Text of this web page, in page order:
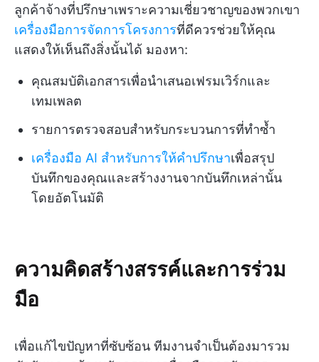
ลูกค้าจ้างที่ปรึกษาเพราะความเชี่ยวชาญของพวกเขา
เครื่องมือการจัดการโครงการที่ดีควรช่วยให้คุณ
แสดงให้เห็นถึงสิ่งนั้นได้ มองหา:
คุณสมบัติเอกสารเพื่อนำเสนอเฟรมเวิร์กและ
เทมเพลต
รายการตรวจสอบสำหรับกระบวนการที่ทำซ้ำ
เครื่องมือ AI สำหรับการให้คำปรึกษาเพื่อสรุป
บันทึกของคุณและสร้างงานจากบันทึกเหล่านั้น
โดยอัตโนมัติ
ความคิดสร้างสรรค์และการร่วม
มือ
เพื่อแก้ไขปัญหาที่ซับซ้อน ทีมงานจำเป็นต้องมารวม